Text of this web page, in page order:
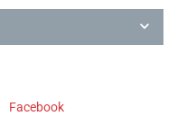
Facebook